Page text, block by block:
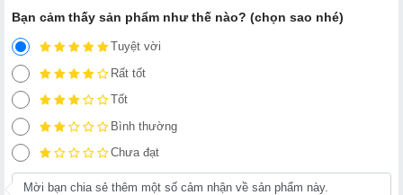
Bạn cảm thấy sản phẩm như thế nào? (chọn sao nhé)
Tuyệt vời
Rất tốt
Tốt
Bình thường
Chưa đạt